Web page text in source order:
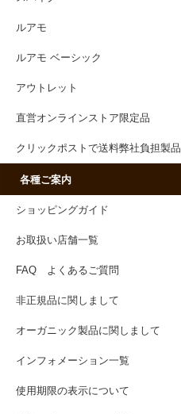
ルアモ
ルアモ ベーシック
アウトレット
直営オンラインストア限定品
クリックポストで送料弊社負担製品
各種ご案内
ショッピングガイド
お取扱い店舗一覧
FAQ よくあるご質問
非正規品に関しまして
オーガニック製品に関しまして
インフォメーション一覧
使用期限の表示について